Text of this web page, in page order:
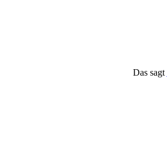
Das sagt